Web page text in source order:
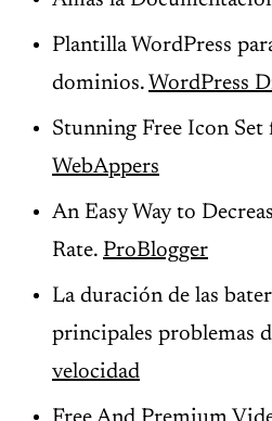
Plantilla WordPress
dominios. WordPress
Stunning Free Icon Set
WebAppers
An Easy Way to
Rate. ProBlogger
La duración de las
principales problemas
velocidad